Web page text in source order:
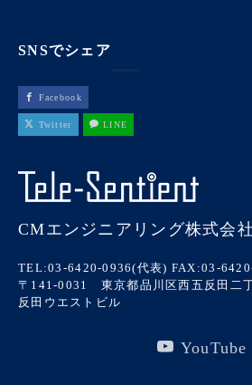
SNSでシェア
Facebook
Twitter LINE
CMエンジニアリング株式会社
TEL:03-6420-0936(代表) FAX:03-
〒141-0031 東京都品川区西五反田二
反田ウエストビル
YouTube